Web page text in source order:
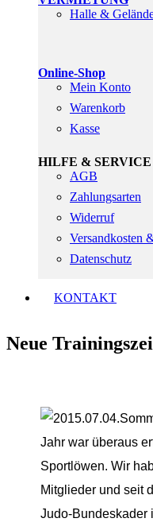
Halle &
Online-Shop
Mein Konto
Warenkorb
Kasse
HILFE & SERVICE
AGB
Zahlungsarten
Widerruf
Versandkosten
Datenschutz
KONTAKT
Neue
Jahr war überaus
Sportlöwen. Wir
Mitglieder und seit
Judo-Bundeskader